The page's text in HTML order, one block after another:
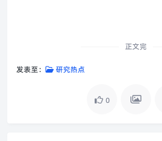
正文完
发表至： 研究热点
0